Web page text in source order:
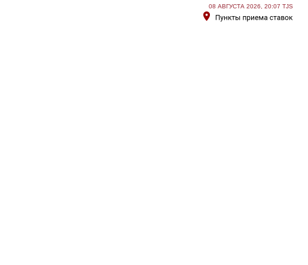
08 АВГУСТА 2026, 20:07 TJS